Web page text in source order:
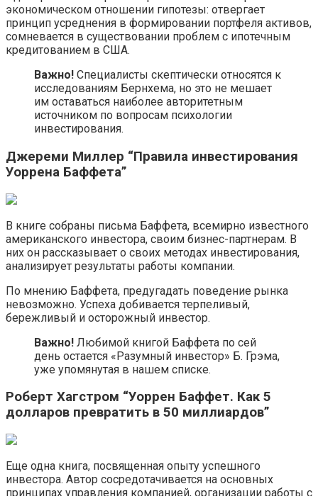
экономическом отношении гипотезы: отвергает
принцип усреднения в формировании портфеля активов,
сомневается в существовании проблем с ипотечным
кредитованием в США.
Важно! Специалисты скептически относятся к
исследованиям Бернхема, но это не мешает
им оставаться наиболее авторитетным
источником по вопросам психологии
инвестирования.
Джереми Миллер “Правила инвестирования
Уоррена Баффета”
В книге собраны письма Баффета, всемирно известного
американского инвестора, своим бизнес-партнерам. В
них он рассказывает о своих методах инвестирования,
анализирует результаты работы компании.
По мнению Баффета, предугадать поведение рынка
невозможно. Успеха добивается терпеливый,
бережливый и осторожный инвестор.
Важно! Любимой книгой Баффета по сей
день остается «Разумный инвестор» Б. Грэма,
уже упомянутая в нашем списке.
Роберт Хагстром “Уоррен Баффет. Как 5
долларов превратить в 50 миллиардов”
Еще одна книга, посвященная опыту успешного
инвестора. Автор сосредотачивается на основных
принципах управления компанией, организации работы с